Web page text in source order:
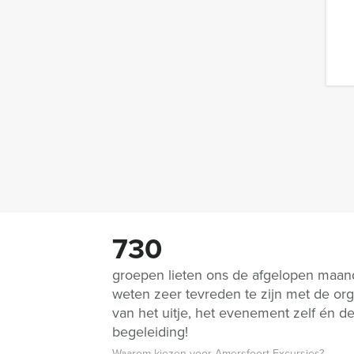
730
groepen lieten ons de afgelopen
weten zeer tevreden te zijn met de
van het uitje, het evenement zelf én de
begeleiding!